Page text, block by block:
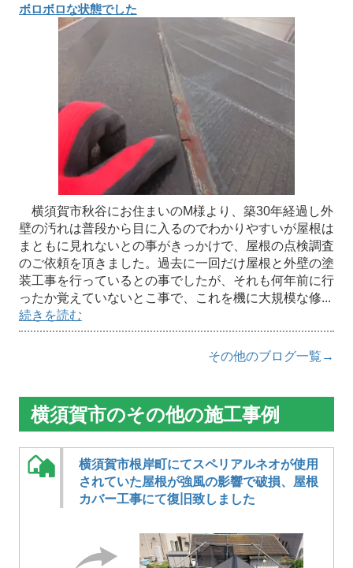
ボロボロな状態でした
横須賀市秋谷にお住まいのM様より、築30年経過し外
壁の汚れは普段から目に入るのでわかりやすいが屋根は
まともに見れないとの事がきっかけで、屋根の点検調査
のご依頼を頂きました。過去に一回だけ屋根と外壁の塗
装工事を行っているとの事でしたが、それも何年前に行
ったか覚えていないとこ事で、これを機に大規模な修...
続きを読む
その他のブログ一覧→
横須賀市のその他の施工事例
横須賀市根岸町にてスペリアルネオが使用
されていた屋根が強風の影響で破損、屋根
カバー工事にて復旧致しました